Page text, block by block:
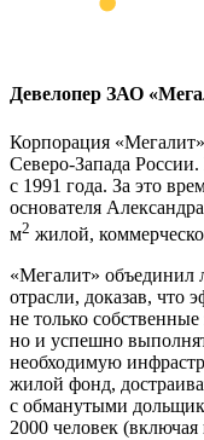
Девелопер ЗАО
Корпорация
Северо-Запада
с 1991 года. За это
основателя
м2 жилой,
«Мегалит» объединил
отрасли, доказав, что
не только
но и успешно
необходимую
жилой фонд,
с обманутыми
2000 человек